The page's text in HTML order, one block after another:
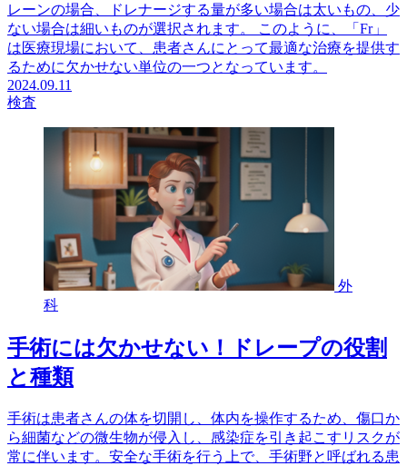
レーンの場合、ドレナージする量が多い場合は太いもの、少
ない場合は細いものが選択されます。 このように、「Fr」
は医療現場において、患者さんにとって最適な治療を提供す
るために欠かせない単位の一つとなっています。
2024.09.11
検査
外
科
手術には欠かせない！ドレープの役割
と種類
手術は患者さんの体を切開し、体内を操作するため、傷口か
ら細菌などの微生物が侵入し、感染症を引き起こすリスクが
常に伴います。安全な手術を行う上で、手術野と呼ばれる患